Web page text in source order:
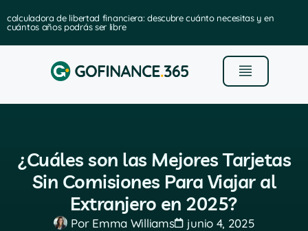
calculadora de libertad financiera: descubre cuánto necesitas y en
cuántos años podrás ser libre
¿Cuáles son las Mejores Tarjetas
Sin Comisiones Para Viajar al
Extranjero en 2025?
PorEmma Williams junio 4, 2025